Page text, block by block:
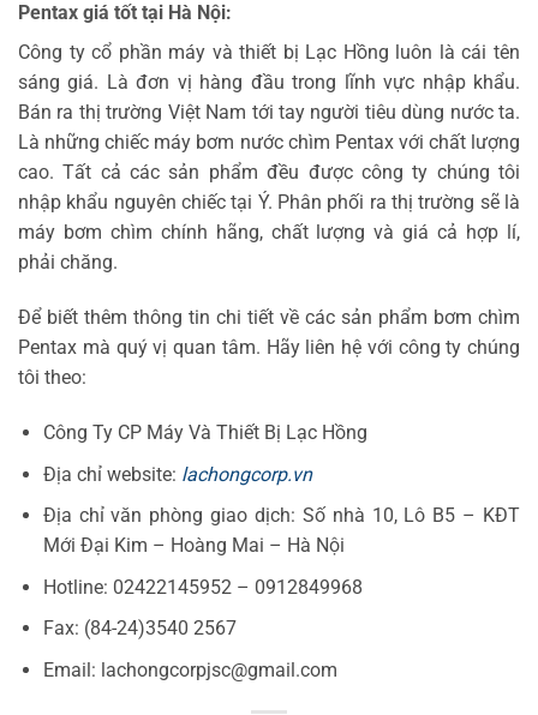
Pentax giá tốt tại Hà Nội:
Công ty cổ phần máy và thiết bị Lạc Hồng luôn là cái tên
sáng giá. Là đơn vị hàng đầu trong lĩnh vực nhập khẩu.
Bán ra thị trường Việt Nam tới tay người tiêu dùng nước ta.
Là những chiếc máy bơm nước chìm Pentax với chất lượng
cao. Tất cả các sản phẩm đều được công ty chúng tôi
nhập khẩu nguyên chiếc tại Ý. Phân phối ra thị trường sẽ là
máy bơm chìm chính hãng, chất lượng và giá cả hợp lí,
phải chăng.
Để biết thêm thông tin chi tiết về các sản phẩm bơm chìm
Pentax mà quý vị quan tâm. Hãy liên hệ với công ty chúng
tôi theo:
Công Ty CP Máy Và Thiết Bị Lạc Hồng
Địa chỉ website: lachongcorp.vn
Địa chỉ văn phòng giao dịch: Số nhà 10, Lô B5 – KĐT
Mới Đại Kim – Hoàng Mai – Hà Nội
Hotline: 02422145952 – 0912849968
Fax: (84-24)3540 2567
Email: lachongcorpjsc@gmail.com